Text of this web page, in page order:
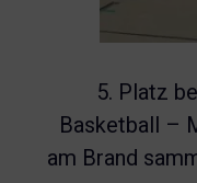
5. Platz
Basketball –
am Brand